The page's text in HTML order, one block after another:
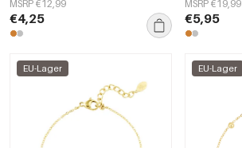
MSRP €12,99
€4,25
MSRP €19,99
€5,95
EU-Lager EU-Lager